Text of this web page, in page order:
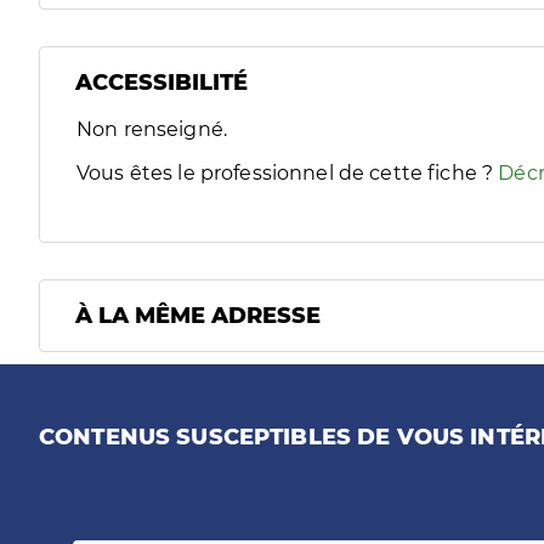
ACCESSIBILITÉ
Filtres
Sélectionnez un ou plusieurs handicaps/besoins
Non renseigné.
Vous êtes le professionnel de cette fiche ?
À LA MÊME ADRESSE
CONTENUS SUSCEPTIBLES DE VOUS